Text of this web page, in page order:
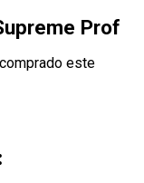
Prof
este